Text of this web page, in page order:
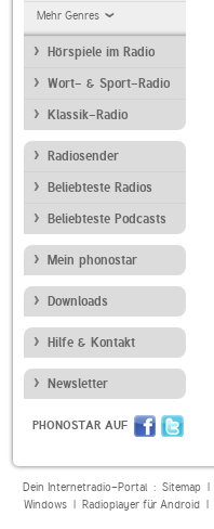
Mehr Genres
Hörspiele im Radio
Wort- & Sport-Radio
Klassik-Radio
Radiosender
Beliebteste Radios
Beliebteste Podcasts
Mein phonostar
Downloads
Hilfe & Kontakt
Newsletter
PHONOSTAR AUF
Dein Internetradio-Portal : Sitemap|
Windows| Radioplayer für Android|